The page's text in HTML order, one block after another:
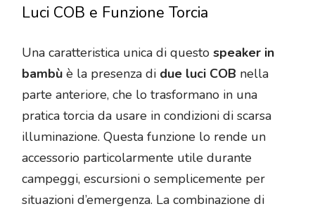
Luci COB e Funzione Torcia
Una caratteristica unica di questo speaker in
bambù è la presenza di due luci COB nella
parte anteriore, che lo trasformano in una
pratica torcia da usare in condizioni di scarsa
illuminazione. Questa funzione lo rende un
accessorio particolarmente utile durante
campeggi, escursioni o semplicemente per
situazioni d’emergenza. La combinazione di